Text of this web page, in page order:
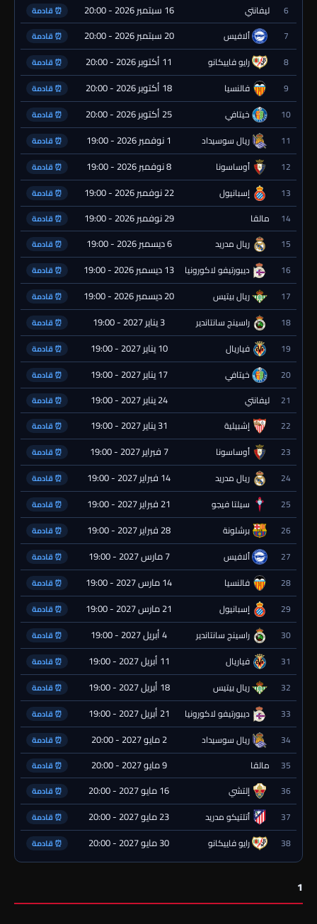
6 ليفانتي 16 سبتمبر 2026 - 20:00 ⏰ قادمة
7 ألافيس 20 سبتمبر 2026 - 20:00 ⏰ قادمة
8 رايو فاييكانو 11 أكتوبر 2026 - 20:00 ⏰ قادمة
9 فالنسيا 18 أكتوبر 2026 - 20:00 ⏰ قادمة
10 خيتافي 25 أكتوبر 2026 - 20:00 ⏰ قادمة
11 ريال سوسيداد 1 نوفمبر 2026 - 19:00 ⏰ قادمة
12 أوساسونا 8 نوفمبر 2026 - 19:00 ⏰ قادمة
13 إسبانيول 22 نوفمبر 2026 - 19:00 ⏰ قادمة
14 مالقا 29 نوفمبر 2026 - 19:00 ⏰ قادمة
15 ريال مدريد 6 ديسمبر 2026 - 19:00 ⏰ قادمة
16 ديبورتيفو لاكورونيا 13 ديسمبر 2026 - 19:00 ⏰ قادمة
17 ريال بيتيس 20 ديسمبر 2026 - 19:00 ⏰ قادمة
18 راسينج سانتاندير 3 يناير 2027 - 19:00 ⏰ قادمة
19 فياريال 10 يناير 2027 - 19:00 ⏰ قادمة
20 خيتافي 17 يناير 2027 - 19:00 ⏰ قادمة
21 ليفانتي 24 يناير 2027 - 19:00 ⏰ قادمة
22 إشبيلية 31 يناير 2027 - 19:00 ⏰ قادمة
23 أوساسونا 7 فبراير 2027 - 19:00 ⏰ قادمة
24 ريال مدريد 14 فبراير 2027 - 19:00 ⏰ قادمة
25 سيلتا فيجو 21 فبراير 2027 - 19:00 ⏰ قادمة
26 برشلونة 28 فبراير 2027 - 19:00 ⏰ قادمة
27 ألافيس 7 مارس 2027 - 19:00 ⏰ قادمة
28 فالنسيا 14 مارس 2027 - 19:00 ⏰ قادمة
29 إسبانيول 21 مارس 2027 - 19:00 ⏰ قادمة
30 راسينج سانتاندير 4 أبريل 2027 - 19:00 ⏰ قادمة
31 فياريال 11 أبريل 2027 - 19:00 ⏰ قادمة
32 ريال بيتيس 18 أبريل 2027 - 19:00 ⏰ قادمة
33 ديبورتيفو لاكورونيا 21 أبريل 2027 - 19:00 ⏰ قادمة
34 ريال سوسيداد 2 مايو 2027 - 20:00 ⏰ قادمة
35 مالقا 9 مايو 2027 - 20:00 ⏰ قادمة
36 إلتشي 16 مايو 2027 - 20:00 ⏰ قادمة
37 أتلتيكو مدريد 23 مايو 2027 - 20:00 ⏰ قادمة
38 رايو فاييكانو 30 مايو 2027 - 20:00 ⏰ قادمة
1